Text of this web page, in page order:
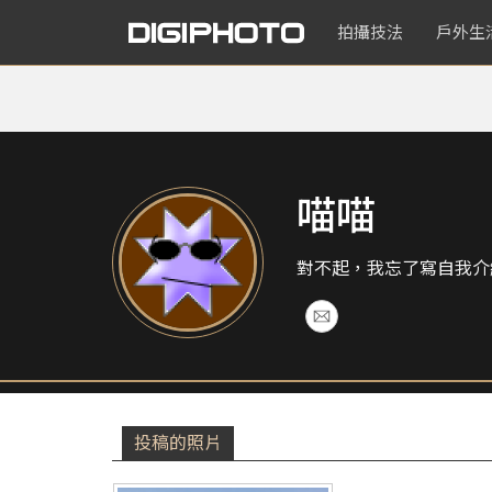
拍攝技法 戶外生
喵喵
對不起，我忘了寫自我
投稿的照片